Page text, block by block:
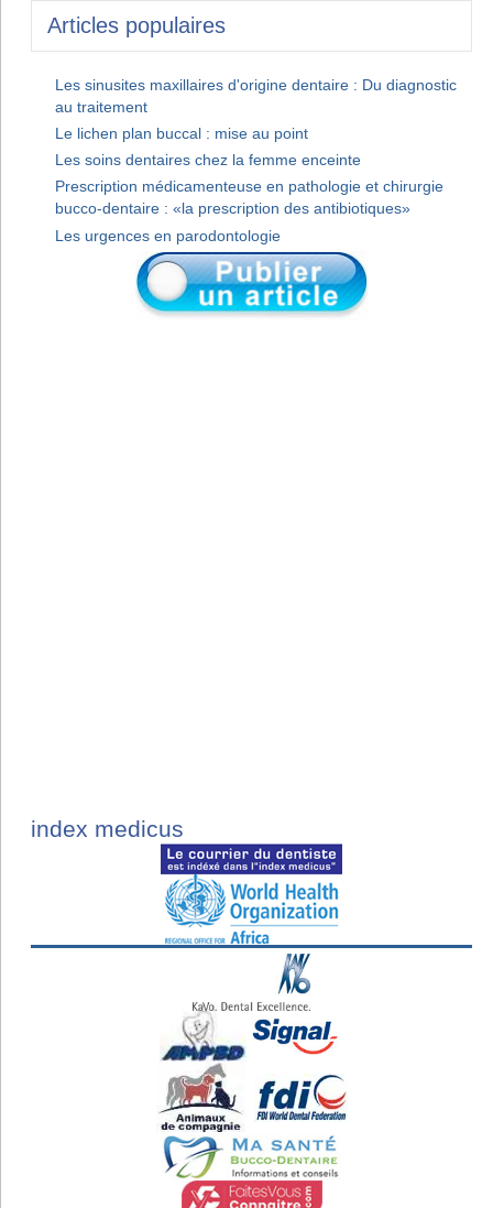
Articles populaires
Les sinusites maxillaires d'origine dentaire : Du diagnostic
au traitement
Le lichen plan buccal : mise au point
Les soins dentaires chez la femme enceinte
Prescription médicamenteuse en pathologie et chirurgie
bucco-dentaire : «la prescription des antibiotiques»
Les urgences en parodontologie
index medicus